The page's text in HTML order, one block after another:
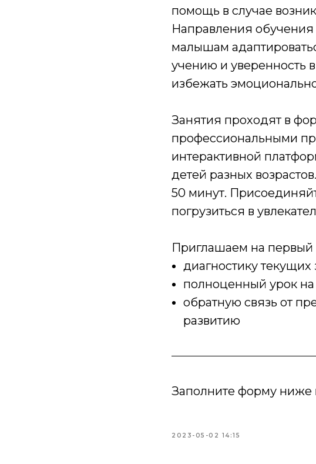
помощь в случае
Направления
малышам
учению и уверенность
избежать
Занятия проходят в
профессиональными
интерактивной
детей разных
50 минут.
погрузиться в
Приглашаем на первый
диагностику
полноценный урок
обратную связь от
развитию
Заполните форму ниже
2023-05-02 14:15